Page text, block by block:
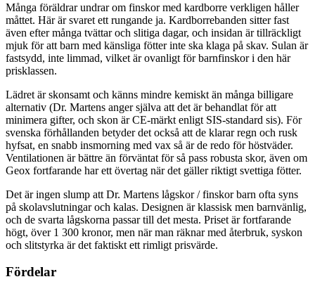
Många föräldrar undrar om finskor med kardborre verkligen håller
måttet. Här är svaret ett rungande ja. Kardborrebanden sitter fast
även efter många tvättar och slitiga dagar, och insidan är tillräckligt
mjuk för att barn med känsliga fötter inte ska klaga på skav. Sulan är
fastsydd, inte limmad, vilket är ovanligt för barnfinskor i den här
prisklassen.
Lädret är skonsamt och känns mindre kemiskt än många billigare
alternativ (Dr. Martens anger själva att det är behandlat för att
minimera gifter, och skon är CE-märkt enligt SIS-standard sis). För
svenska förhållanden betyder det också att de klarar regn och rusk
hyfsat, en snabb insmorning med vax så är de redo för höstväder.
Ventilationen är bättre än förväntat för så pass robusta skor, även om
Geox fortfarande har ett övertag när det gäller riktigt svettiga fötter.
Det är ingen slump att Dr. Martens lågskor / finskor barn ofta syns
på skolavslutningar och kalas. Designen är klassisk men barnvänlig,
och de svarta lågskorna passar till det mesta. Priset är fortfarande
högt, över 1 300 kronor, men när man räknar med återbruk, syskon
och slitstyrka är det faktiskt ett rimligt prisvärde.
Fördelar